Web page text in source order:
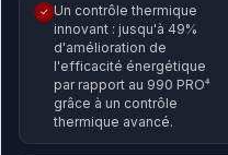
✓ Un contrôle thermique
innovant : jusqu'à 49%
d'amélioration de
l'efficacité énergétique
par rapport au 990 PRO⁴
grâce à un contrôle
thermique avancé.